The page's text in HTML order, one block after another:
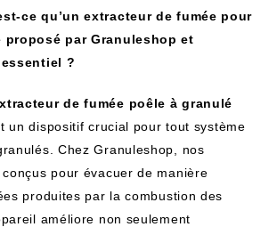
ce qu’un extracteur de fumée pour
proposé par Granuleshop et
?
de fumée poêle à granulé
un dispositif crucial pour tout système
Chez Granuleshop, nos
pour évacuer de manière
produites par la combustion des
améliore non seulement